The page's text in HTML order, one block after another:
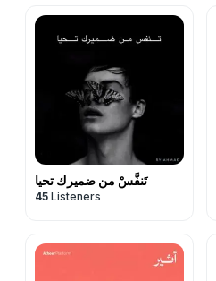
تَنفَّسْ من ضميرك تحيا
45 Listeners